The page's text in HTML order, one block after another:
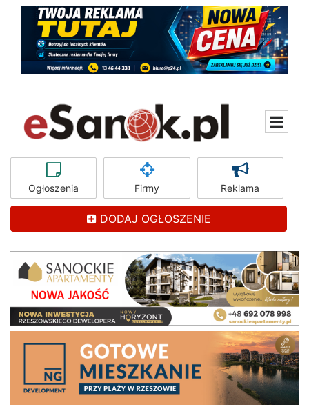
Ogłoszenia Firmy Reklama
DODAJ OGŁOSZENIE